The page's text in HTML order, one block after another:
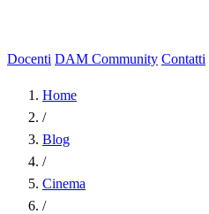
Docenti DAM Community Contatti
Home
/
Blog
/
Cinema
/